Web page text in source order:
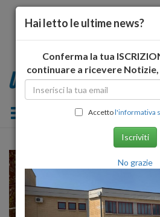
Toggle navigation
Hai letto le ultime news?
Conferma la tua
continuare a ricevere
Accettol'informativa
Iscriviti
No grazie